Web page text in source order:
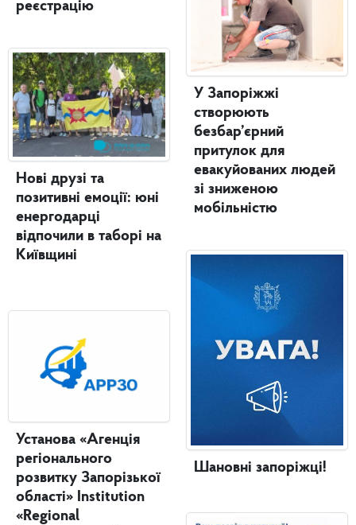
реєстрацію
Нові друзі та
позитивні емоції: юні
енергодарці
відпочили в таборі на
Київщині
Установа «Агенція
регіонального
розвитку Запорізької
області» Institution
«Regional
У Запоріжжі
створюють
безбар’єрний
притулок для
евакуйованих людей
зі зниженою
мобільністю
Шановні запоріжці!